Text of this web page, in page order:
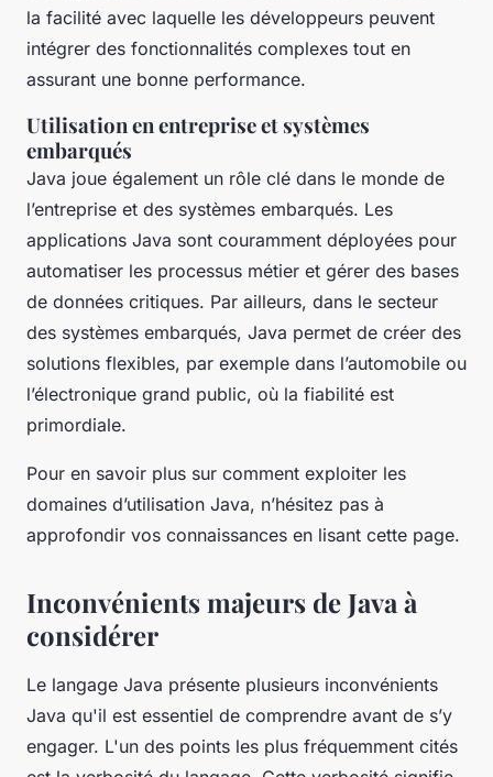
la facilité avec laquelle les développeurs peuvent
intégrer des fonctionnalités complexes tout en
assurant une bonne performance.
Utilisation en entreprise et systèmes
embarqués
Java joue également un rôle clé dans le monde de
l’entreprise et des systèmes embarqués. Les
applications Java sont couramment déployées pour
automatiser les processus métier et gérer des bases
de données critiques. Par ailleurs, dans le secteur
des systèmes embarqués, Java permet de créer des
solutions flexibles, par exemple dans l’automobile ou
l’électronique grand public, où la fiabilité est
primordiale.
Pour en savoir plus sur comment exploiter les
domaines d’utilisation Java, n’hésitez pas à
approfondir vos connaissances en lisant cette page.
Inconvénients majeurs de Java à
considérer
Le langage Java présente plusieurs inconvénients
Java qu'il est essentiel de comprendre avant de s’y
engager. L'un des points les plus fréquemment cités